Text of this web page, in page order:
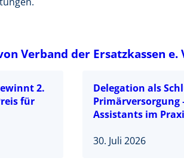
Verband der Ersatzkassen e.
2.
für
Delegation als
Primärversorgung
Assistants im
30. Juli 2026